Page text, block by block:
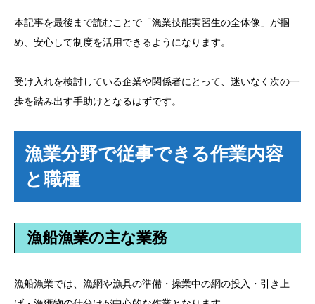
本記事を最後まで読むことで「漁業技能実習生の全体像」が掴
め、安心して制度を活用できるようになります。
受け入れを検討している企業や関係者にとって、迷いなく次の一
歩を踏み出す手助けとなるはずです。
漁業分野で従事できる作業内容
と職種
漁船漁業の主な業務
漁船漁業では、漁網や漁具の準備・操業中の網の投入・引き上